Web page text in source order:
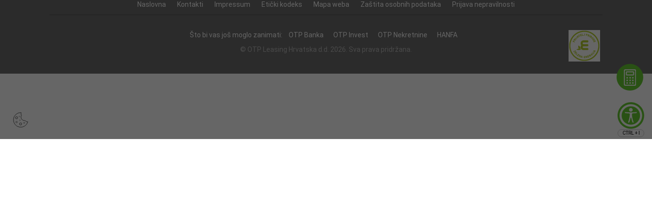
Naslovna Kontakti Impressum Etički kodeks Mapa weba Zaštita osobnih podataka Prijava nepravilnosti
Što bi vas još moglo zanimati: OTP Banka OTP Invest OTP Nekretnine
HANFA
© OTP Leasing Hrvatska d.d. 2026. Sva prava pridržana.
CTRL + I